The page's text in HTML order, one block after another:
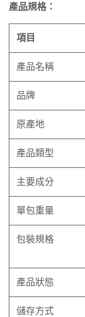
產品規格：
項目
產品名稱
品牌
原產地
產品類型
主要成分
單包重量
包裝規格
產品狀態
儲存方式